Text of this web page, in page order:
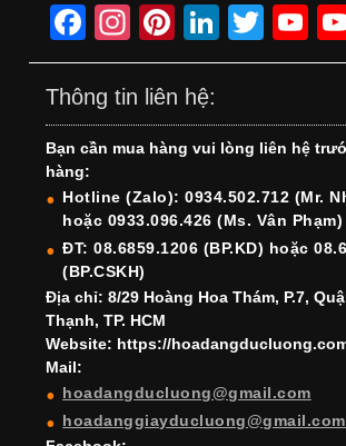
F
a
c
e
b
o
o
k
In
st
a
gr
a
m
Pi
nt
er
e
st
Li
n
e
dI
n
T
wi
er
Y
o
T
u
b
e
Thông tin liên hệ:
Bạn cần mua hàng vui lòng liên hệ
hàng:
Hotline (Zalo): 0934.502.712 (Mr.
hoặc 0933.096.426 (Ms. Vân Phạm)
ĐT: 08.6859.1206 (BP.KD) hoặc
(BP.CSKH)
Địa chỉ: 8/29 Hoàng Hoa Thám, P.7,
Thạnh, TP. HCM
Website: https://
Mail:
hoadangducluong@gmail.com
hoadanggiayducluong@gmail.com